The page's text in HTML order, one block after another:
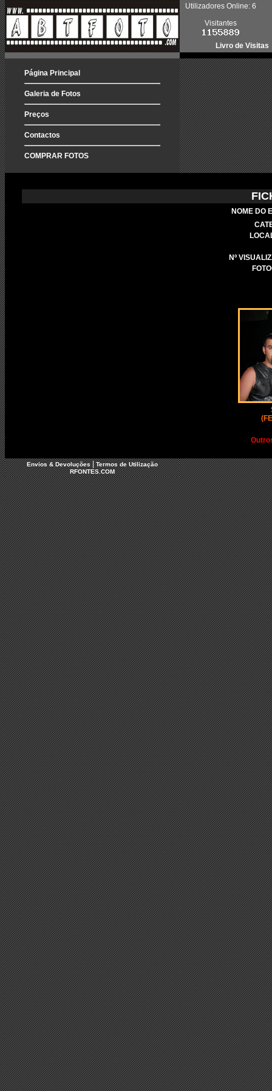
Utilizadores Online: 6
Visitantes
Livro de Visitas
Página Principal
Galeria de Fotos
Preços
Contactos
COMPRAR FOTOS
NOME DO
Nº
Envios & Devoluções|Termos de Utilização
RFONTES.COM